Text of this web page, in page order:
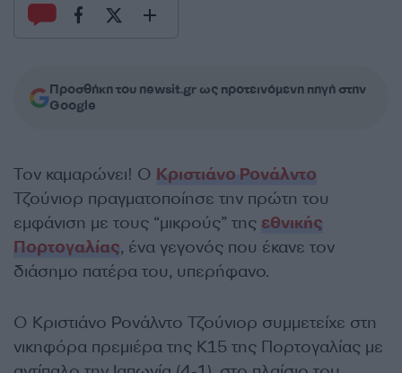
Προσθήκη του newsit.gr ως προτεινόμενη πηγή στην
Google
Τον καμαρώνει! Ο Κριστιάνο Ρονάλντο
Τζούνιορ πραγματοποίησε την πρώτη του
εμφάνιση με τους “μικρούς” της εθνικής
Πορτογαλίας, ένα γεγονός που έκανε τον
διάσημο πατέρα του, υπερήφανο.
Ο Κριστιάνο Ρονάλντο Τζούνιορ συμμετείχε στη
νικηφόρα πρεμιέρα της Κ15 της Πορτογαλίας με